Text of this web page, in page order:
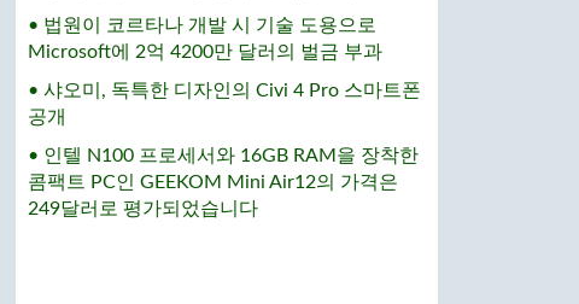
• 법원이 코르타나 개발 시 기술 도용으로
Microsoft에 2억 4200만 달러의 벌금 부과
• 샤오미, 독특한 디자인의 Civi 4 Pro 스마트폰
공개
• 인텔 N100 프로세서와 16GB RAM을 장착한
콤팩트 PC인 GEEKOM Mini Air12의 가격은
249달러로 평가되었습니다